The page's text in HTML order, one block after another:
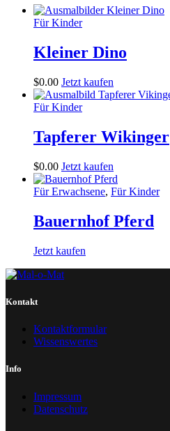
Für Kinder
Kleiner Dino
$0.00 Jetzt kaufen
Für Kinder
Tapferer Wikinger
$0.00 Jetzt kaufen
Für Erwachsene, Für Kinder
Bauernhof Pferd
Jetzt kaufen
Kontakt
Kontaktformular
Wissenswertes
Info
Impressum
Datenschutz